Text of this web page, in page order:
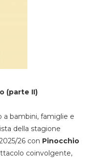
(parte II)
a bambini, famiglie e
della stagione
26 con Pinocchio
coinvolgente,